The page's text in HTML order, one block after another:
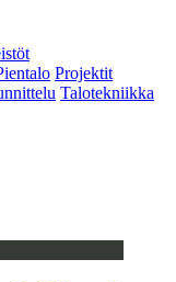
Projektit
Talotekniikka